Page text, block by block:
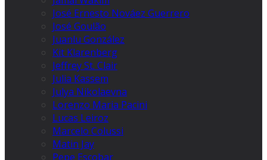
José Ernesto Nováez Guerrero
José Goulão
Juanlu González
Kit Klarenberg
Jeffrey St. Clair
Julia Kassem
Julya Nikolaevna
Lorenzo Maria Pacini
Lucas Leiroz
Marcelo Colussi
Matin Jay
Pepe Escobar